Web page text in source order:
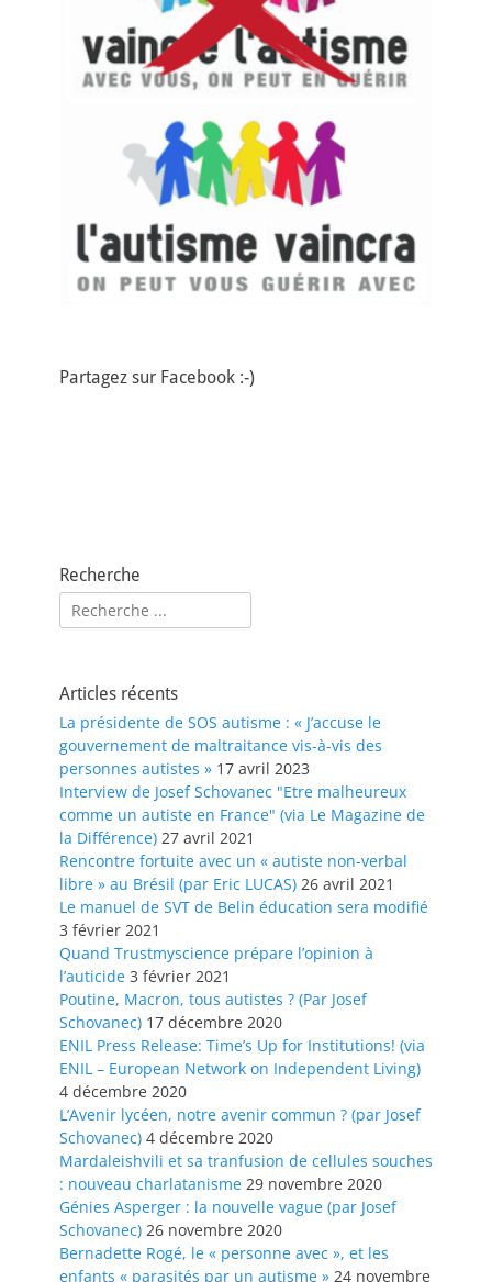
Partagez sur Facebook :-)
Recherche
Rechercher :
Articles récents
La présidente de SOS autisme : « J’accuse le
gouvernement de maltraitance vis-à-vis des
personnes autistes » 17 avril 2023
Interview de Josef Schovanec "Etre malheureux
comme un autiste en France" (via Le Magazine de
la Différence) 27 avril 2021
Rencontre fortuite avec un « autiste non-verbal
libre » au Brésil (par Eric LUCAS) 26 avril 2021
Le manuel de SVT de Belin éducation sera modifié
3 février 2021
Quand Trustmyscience prépare l’opinion à
l’auticide 3 février 2021
Poutine, Macron, tous autistes ? (Par Josef
Schovanec) 17 décembre 2020
ENIL Press Release: Time’s Up for Institutions! (via
ENIL – European Network on Independent Living)
4 décembre 2020
L’Avenir lycéen, notre avenir commun ? (par Josef
Schovanec) 4 décembre 2020
Mardaleishvili et sa tranfusion de cellules souches
: nouveau charlatanisme 29 novembre 2020
Génies Asperger : la nouvelle vague (par Josef
Schovanec) 26 novembre 2020
Bernadette Rogé, le « personne avec », et les
enfants « parasités par un autisme » 24 novembre